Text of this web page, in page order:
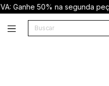
Ganhe 50% na segunda peça!